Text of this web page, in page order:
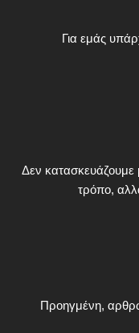
Για εμάς
Δεν
τρόπο,
Προηγμένη,